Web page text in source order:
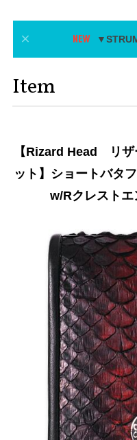
Item
【Rizard Head リ
ット】ショートバタ
w/Rクレストエ